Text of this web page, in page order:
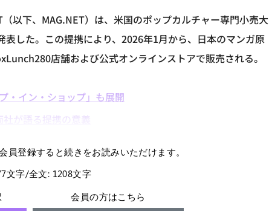
以下、MAG.NET）は、米国のポップカルチャー専門小売大
した。この提携により、2026年1月から、日本のマンガ原
店舗および公式オンラインストアで販売される。
・イン・ショップ」も展開
が語る提携の意義
員登録すると続きをお読みいただけます。
文字/全文: 1208文字
会員の方はこちら